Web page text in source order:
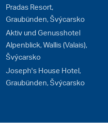
Pradas Resort,
Graubünden, Švýcarsko
Aktiv und Genusshotel
Alpenblick, Wallis (Valais),
Švýcarsko
Joseph's House Hotel,
Graubünden, Švýcarsko